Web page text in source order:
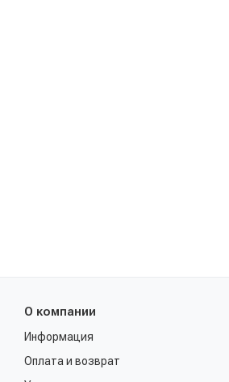
О компании
Информация
Оплата и возврат